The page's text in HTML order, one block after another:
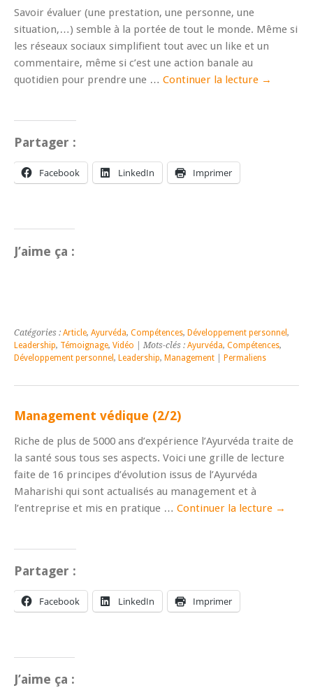
Savoir évaluer (une prestation, une personne, une
situation,…) semble à la portée de tout le monde. Même si
les réseaux sociaux simplifient tout avec un like et un
commentaire, même si c’est une action banale au
quotidien pour prendre une … Continuer la lecture →
Partager :
Facebook LinkedIn Imprimer
J’aime ça :
Catégories : Article, Ayurvéda, Compétences, Développement personnel ,
Leadership, Témoignage, Vidéo | Mots-clés : Ayurvéda, Compétences,
Développement personnel , Leadership, Management Permaliens
Management védique (2/2)
Riche de plus de 5000 ans d’expérience l’Ayurvéda traite de
la santé sous tous ses aspects. Voici une grille de lecture
faite de 16 principes d’évolution issus de l’Ayurvéda
Maharishi qui sont actualisés au management et à
l’entreprise et mis en pratique … Continuer la lecture →
Partager :
Facebook LinkedIn Imprimer
J’aime ça :